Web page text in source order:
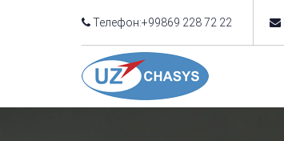
Телефон:+99869 228 72 22